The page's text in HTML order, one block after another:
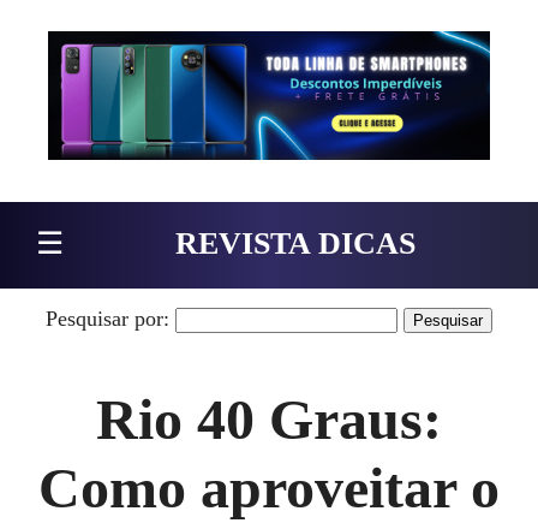
Pular para o conteúdo
☰ REVISTA DICAS
Pesquisar por:
Rio 40 Graus:
Como aproveitar o